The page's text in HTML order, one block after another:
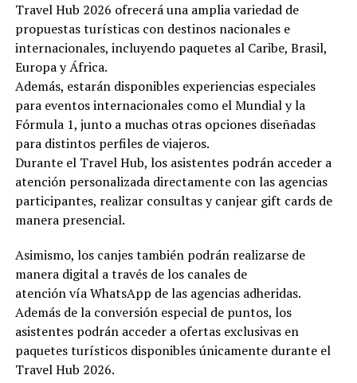
Travel Hub 2026 ofrecerá una amplia variedad de
propuestas turísticas con destinos nacionales e
internacionales, incluyendo paquetes al Caribe, Brasil,
Europa y África.
Además, estarán disponibles experiencias especiales
para eventos internacionales como el Mundial y la
Fórmula 1, junto a muchas otras opciones diseñadas
para distintos perfiles de viajeros.
Durante el Travel Hub, los asistentes podrán acceder a
atención personalizada directamente con las agencias
participantes, realizar consultas y canjear gift cards de
manera presencial.
Asimismo, los canjes también podrán realizarse de
manera digital a través de los canales de
atención vía WhatsApp de las agencias adheridas.
Además de la conversión especial de puntos, los
asistentes podrán acceder a ofertas exclusivas en
paquetes turísticos disponibles únicamente durante el
Travel Hub 2026.